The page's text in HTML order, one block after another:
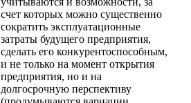
счет которых можно существенно
сократить эксплуатационные
затраты будущего предприятия,
сделать его конкурентоспособным,
и не только на момент открытия
предприятия, но и на
долгосрочную перспективу